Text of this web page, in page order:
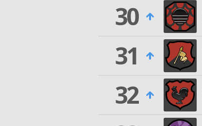
30
31
32